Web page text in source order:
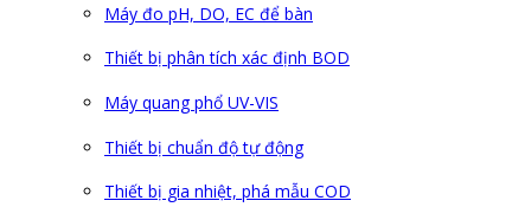
Máy đo pH, DO, EC để bàn
Thiết bị phân tích xác định BOD
Máy quang phổ UV-VIS
Thiết bị chuẩn độ tự động
Thiết bị gia nhiệt, phá mẫu COD